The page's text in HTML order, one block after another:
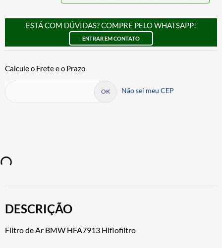
ESTÁ COM DÚVIDAS? COMPRE PELO WHATSAPP!
ENTRAR EM CONTATO
Não sei meu CEP
DESCRIÇÃO
Filtro de Ar BMW HFA7913 Hiflofiltro